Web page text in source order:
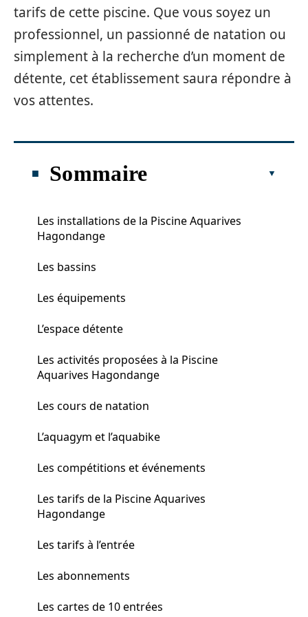
tarifs de cette piscine. Que vous soyez un
professionnel, un passionné de natation ou
simplement à la recherche d’un moment de
détente, cet établissement saura répondre à
vos attentes.
Sommaire
Les installations de la Piscine Aquarives
Hagondange
Les bassins
Les équipements
L’espace détente
Les activités proposées à la Piscine
Aquarives Hagondange
Les cours de natation
L’aquagym et l’aquabike
Les compétitions et événements
Les tarifs de la Piscine Aquarives
Hagondange
Les tarifs à l’entrée
Les abonnements
Les cartes de 10 entrées